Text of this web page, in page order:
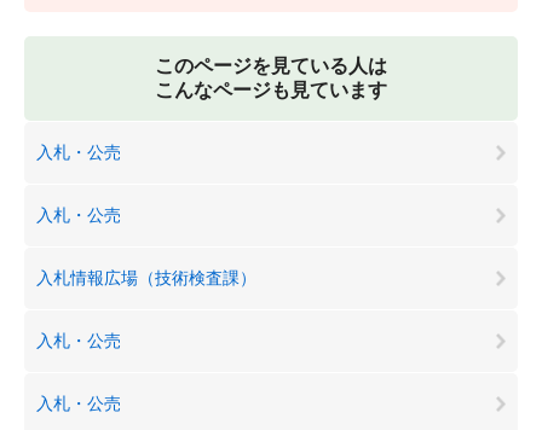
このページを見ている人は
こんなページも見ています
入札・公売
入札・公売
入札情報広場（技術検査課）
入札・公売
入札・公売